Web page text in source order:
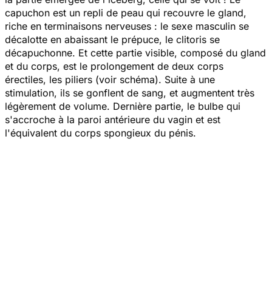
capuchon est un repli de peau qui recouvre le gland,
riche en terminaisons nerveuses : le sexe masculin se
décalotte en abaissant le prépuce, le clitoris se
décapuchonne. Et cette partie visible, composé du gland
et du corps, est le prolongement de deux corps
érectiles, les piliers (voir schéma). Suite à une
stimulation, ils se gonflent de sang, et augmentent très
légèrement de volume. Dernière partie, le bulbe qui
s'accroche à la paroi antérieure du vagin et est
l'équivalent du corps spongieux du pénis.